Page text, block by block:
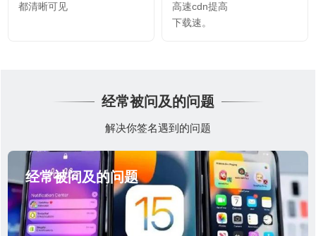
都清晰可见
高速cdn提高
下载速。
经常被问及的问题
解决你签名遇到的问题
经常被问及的问题